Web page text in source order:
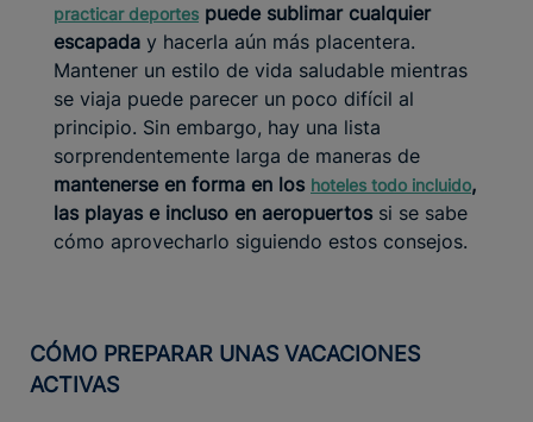
practicar deportes puede sublimar cualquier
escapada y hacerla aún más placentera.
Mantener un estilo de vida saludable mientras
se viaja puede parecer un poco difícil al
principio. Sin embargo, hay una lista
sorprendentemente larga de maneras de
mantenerse en forma en los hoteles todo incluido,
las playas e incluso en aeropuertos si se sabe
cómo aprovecharlo siguiendo estos consejos.
CÓMO PREPARAR UNAS VACACIONES
ACTIVAS